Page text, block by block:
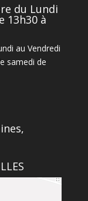
du Lundi
13h30 à
au Vendredi
samedi de